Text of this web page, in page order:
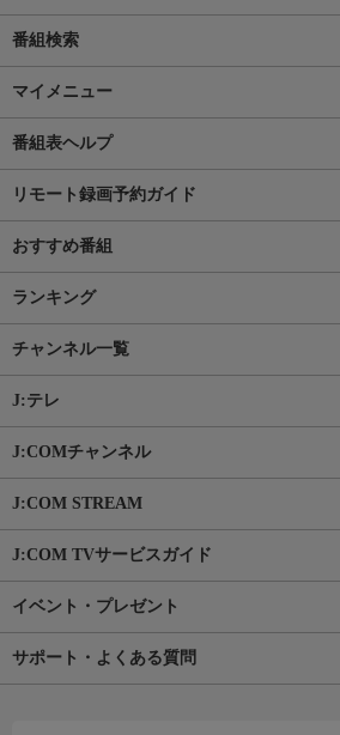
番組検索
マイメニュー
番組表ヘルプ
リモート録画予約ガイド
おすすめ番組
ランキング
チャンネル一覧
J:テレ
J:COMチャンネル
J:COM STREAM
J:COM TVサービスガイド
イベント・プレゼント
サポート・よくある質問